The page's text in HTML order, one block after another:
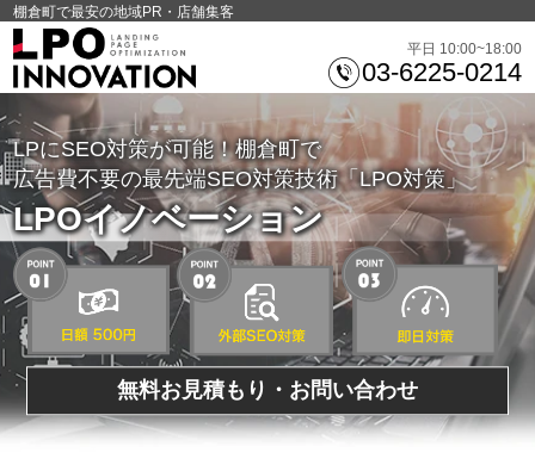
棚倉町で最安の地域PR・店舗集客
平日 10:00~18:00
03-6225-0214
LPにSEO対策が可能！棚倉町で
広告費不要の最先端SEO対策技術「LPO対策」
LPOイノベーション
無料お見積もり・お問い合わせ